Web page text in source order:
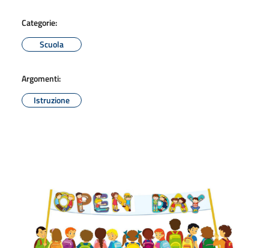
Categorie:
Scuola
Argomenti:
Istruzione